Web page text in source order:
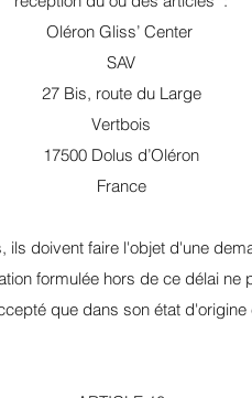
Oléron Gliss’ Center
SAV
27 Bis, route du Large
Vertbois
17500 Dolus d’Oléron
France
doivent faire l'objet d'une
formulée hors de ce délai ne
que dans son état